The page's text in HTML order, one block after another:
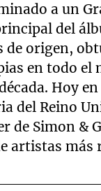
a un
del
de origen,
en todo
Hoy
del Reino
de Simon &
artistas más